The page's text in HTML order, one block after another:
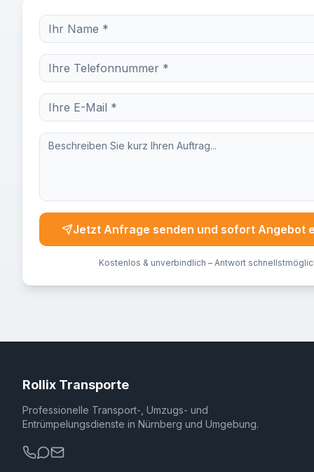
Jetzt Anfrage senden und sofort Angebot
Kostenlos & unverbindlich – Antwort
Rollix Transporte
Professionelle Transport-, Umzugs- und
Entrümpelungsdienste in Nürnberg und Umgebung.